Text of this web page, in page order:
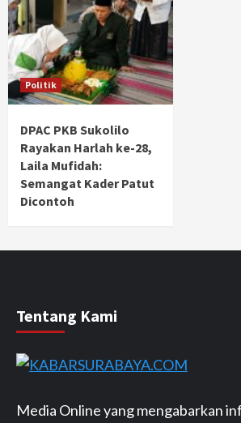
Politik
DPAC PKB Sukolilo
Rayakan Harlah ke-28,
Laila Mufidah:
Semangat Kader Patut
Dicontoh
Tentang Kami
Media Online yang mengabarkan